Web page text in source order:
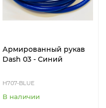
Армированный рукав
Dash 03 - Синий
H707-BLUE
В наличии